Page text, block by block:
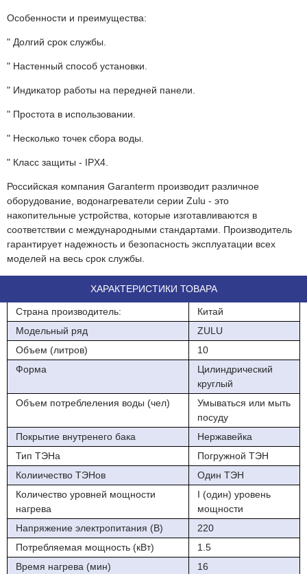
Особенности и преимущества:
" Долгий срок службы.
" Настенный способ установки.
" Индикатор работы на передней панели.
" Простота в использовании.
" Несколько точек сбора воды.
" Класс защиты - IPX4.
Российская компания Garanterm производит различное
оборудование, водонагреватели серии Zulu - это
накопительные устройства, которые изготавливаются в
соответствии с международными стандартами. Производитель
гарантирует надежность и безопасность эксплуатации всех
моделей на весь срок службы.
ХАРАКТЕРИСТИКИ ТОВАРА
Страна производитель:
Китай
Модельный ряд
ZULU
Объем (литров)
10
Форма
Цилиндрический
круглый
Объем потреблеления воды (чел)
Умываться или мыть
посуду
Покрытие внутренего бака
Нержавейка
Тип ТЭНа
Погружной ТЭН
Колиичество ТЭНов
Один ТЭН
Количество уровней мощности
нагрева
I (один) уровень
мощности
Напряжение электропитания (В)
220
Потребляемая мощность (кВт)
1.5
Время нагрева (мин)
16